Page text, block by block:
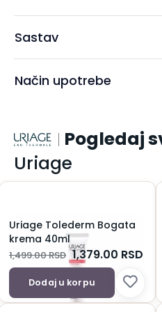
Sastav
Način upotrebe
Pogledaj
Uriage
Uriage Tolederm Bogata
krema 40ml
1,499.00RSD 1,379.00 RSD
Dodaj u korpu